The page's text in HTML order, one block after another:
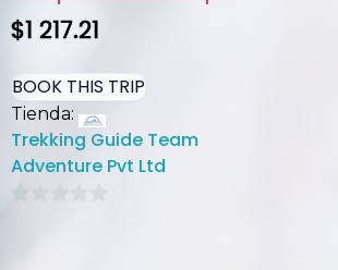
$1 217.21
BOOK THIS TRIP
Tienda:
Trekking Guide Team
Adventure Pvt Ltd